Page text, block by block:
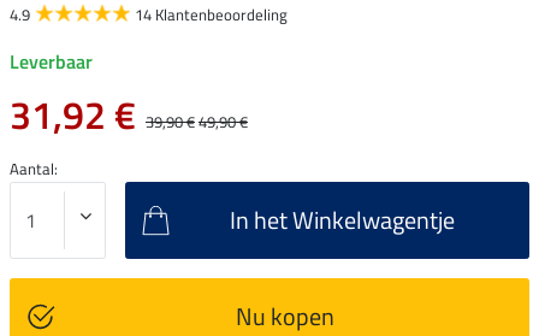
4.9 14 Klantenbeoordeling
Leverbaar
31,92 € 39,90 €49,90 €
Aantal:
In het Winkelwagentje
Nu kopen